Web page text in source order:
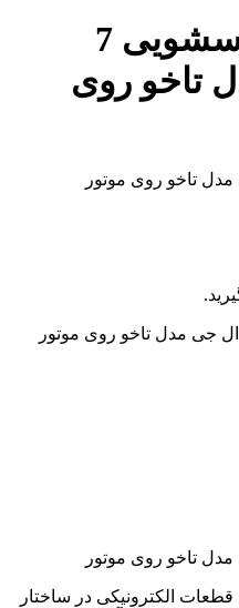
قیمت دیسپلی لباسشویی 7
تاخو روی
7 کیلویی ال جی مدل تاخو روی موتور
الکترونیکی در ساختار